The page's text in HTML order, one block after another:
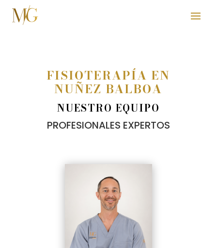
FISIOTERAPÍA EN
NUÑEZ BALBOA
NUESTRO EQUIPO
PROFESIONALES EXPERTOS